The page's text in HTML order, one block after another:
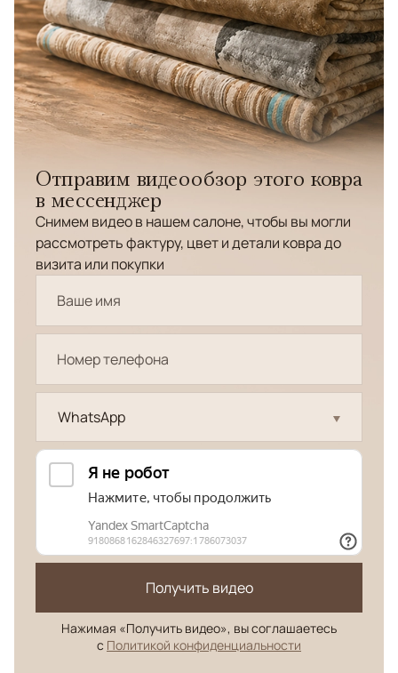
Отправим видеообзор этого ковра
в мессенджер
Снимем видео в нашем салоне, чтобы вы могли
рассмотреть фактуру, цвет и детали ковра до
визита или покупки
WhatsApp
Получить видео
Нажимая «Получить видео», вы соглашаетесь
с Политикой конфиденциальности